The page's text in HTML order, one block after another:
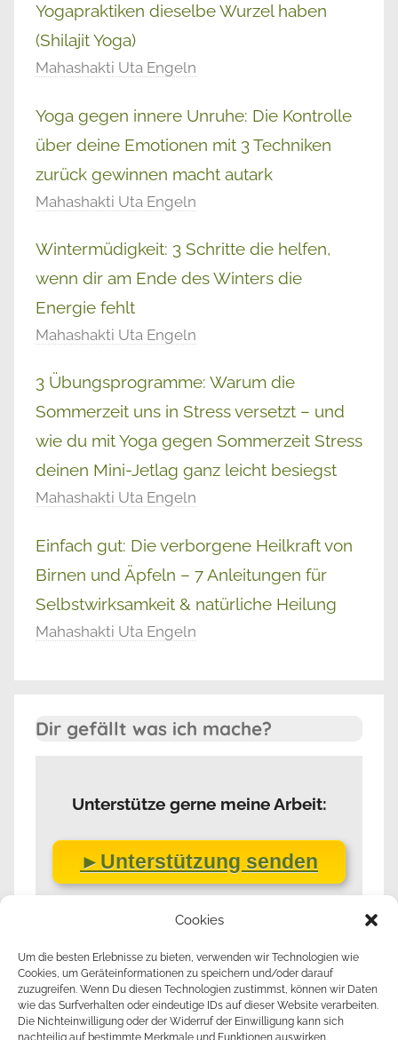
Cookies
Um die besten Erlebnisse zu bieten, verwenden wir Technologien wie
Cookies, um Geräteinformationen zu speichern und/oder darauf
zuzugreifen. Wenn Du diesen Technologien zustimmst, können wir Daten
wie das Surfverhalten oder eindeutige IDs auf dieser Website verarbeiten.
Die Nichteinwilligung oder der Widerruf der Einwilligung kann sich
nachteilig auf bestimmte Merkmale und Funktionen auswirken.
Yogapraktiken dieselbe Wurzel haben
(Shilajit Yoga)
Mahashakti Uta Engeln
Yoga gegen innere Unruhe: Die Kontrolle
über deine Emotionen mit 3 Techniken
zurück gewinnen macht autark
Mahashakti Uta Engeln
Wintermüdigkeit: 3 Schritte die helfen,
wenn dir am Ende des Winters die
Energie fehlt
Mahashakti Uta Engeln
3 Übungsprogramme: Warum die
Sommerzeit uns in Stress versetzt – und
wie du mit Yoga gegen Sommerzeit Stress
deinen Mini-Jetlag ganz leicht besiegst
Mahashakti Uta Engeln
Einfach gut: Die verborgene Heilkraft von
Birnen und Äpfeln – 7 Anleitungen für
Selbstwirksamkeit & natürliche Heilung
Mahashakti Uta Engeln
Dir gefällt was ich mache?
Unterstütze gerne meine Arbeit:
►Unterstützung senden